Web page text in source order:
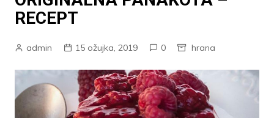
RECEPT
admin 15 ožujka, 2019 0 hrana